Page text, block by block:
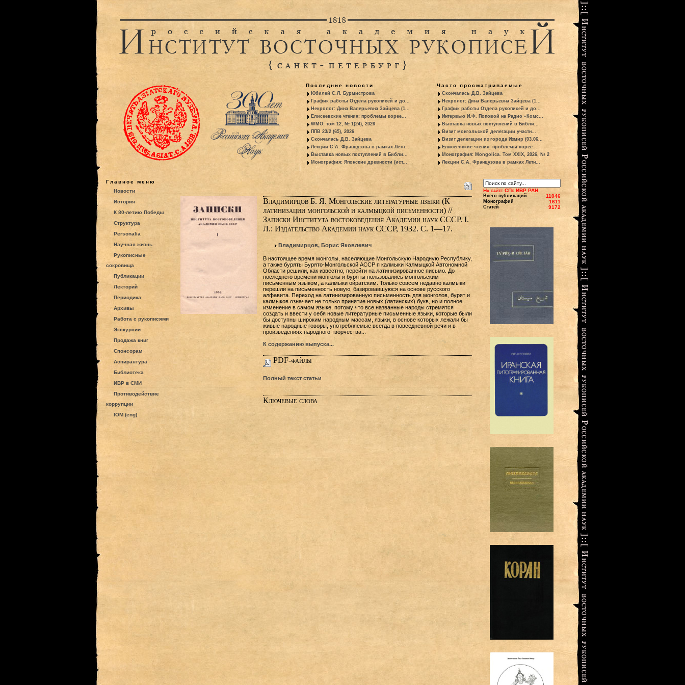
Последние новости
Юбилей С.Л. Бурмистрова
График работы Отдела рукописей и до...
Некролог: Дина Валерьевна Зайцева (1...
Елисеевские чтения: проблемы корее...
WMO: том 12, № 1(24), 2026
ППВ 23/2 (65), 2026
Скончалась Д.В. Зайцева
Лекции С.А. Французова в рамках Летн...
Выставка новых поступлений в Библи...
Монография: Японские древности (ист...
Часто просматриваемые
Скончалась Д.В. Зайцева
Некролог: Дина Валерьевна Зайцева (1...
График работы Отдела рукописей и до...
Интервью И.Ф. Поповой на Радио «Комс...
Выставка новых поступлений в Библи...
Визит монгольской делегации участн...
Визит делегации из города Измир (03.06...
Елисеевские чтения: проблемы корее...
Монография: Mongolica. Том XXIX, 2026, № 2
Лекции С.А. Французова в рамках Летн...
Главное меню
Новости
История
К 80-летию Победы
Структура
Personalia
Научная жизнь
Рукописные
сокровища
Публикации
Лекторий
Периодика
Архивы
Работа с рукописями
Экскурсии
Продажа книг
Спонсорам
Аспирантура
Библиотека
ИВР в СМИ
Противодействие
коррупции
IOM (eng)
Владимирцов Б. Я. Монгольские литературные языки (К
латинизации монгольской и калмыцкой письменности) //
Записки Института востоковедения Академии наук СССР. I.
Л.: Издательство Академии наук СССР, 1932. C. 1—17.
Владимирцов, Борис Яковлевич
В настоящее время монголы, населяющие Монгольскую Народную Республику,
а также буряты Бурято-Монгольской АССР п калмыки Калмыцкой Автономной
Области решили, как известно, перейти на латинизированное письмо. До
последнего времени монголы и буряты пользовались монгольским
письменным языком, а калмыки ойратским. Только совсем недавно калмыки
перешли на письменность новую, базировавшуюся на основе русского
алфавита. Переход на латинизированную письменность для монголов, бурят и
калмыков означает не только принятие новых (латинских) букв, но и полное
изменение в самом языке, потому что все названные народы стремятся
создать и ввести у себя новые литературные письменные языки, которые были
бы доступны широким народным массам, языки, в основе которых лежали бы
живые народные говоры, употребляемые всегда в повседневной речи и в
произведениях народного творчества...
К содержанию выпуска...
PDF-файлы
Полный текст статьи
Ключевые слова
На сайте СПб ИВР РАН
Всего публикаций 11046
Монографий 1611
Статей 9172